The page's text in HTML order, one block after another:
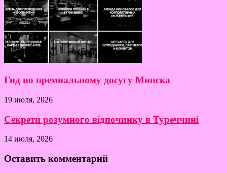
Гид по премиальному досугу Минска
19 июля, 2026
Секрети розумного відпочинку в Туреччині
14 июля, 2026
Оставить комментарий